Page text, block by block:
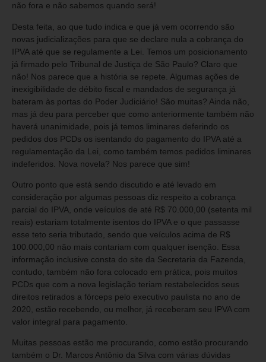
não fora e não sabemos quando será!
Desta feita, ao que tudo indica e que já vem ocorrendo são
novas judicializações para que se declare nula a cobrança do
IPVA até que se regulamente a Lei. Temos um posicionamento
já firmado pelo Tribunal de Justiça de São Paulo? Claro que
não! Nos parece que a história se repete. Algumas ações de
inexigibilidade de débito fiscal e mandados de segurança já
bateram às portas do Poder Judiciário! São muitas? Ainda não,
mas já deu para perceber que como anteriormente também não
haverá unanimidade, pois já temos liminares deferindo os
pedidos dos PCDs os isentando do pagamento do IPVA até a
regulamentação da Lei, como também temos pedidos liminares
indeferidos. Nova novela? Nos parece que sim!
Outro ponto que está sendo discutido e até levado em
consideração por algumas pessoas diz respeito a cobrança
parcial do IPVA, onde veículos de até R$ 70.000,00 (setenta mil
reais) estariam totalmente isentos do IPVA e o que passasse
esse teto seria tributado, sendo que veículos acima de R$
100.000,00 não mais contariam com qualquer isenção. Essa
informação inclusive consta do site da Secretaria da Fazenda,
contudo, também não fora colocado em prática, pois muitos
PCDs que com a nova legislação teriam restabelecidos seus
direitos retirados a fórceps pelo executivo paulista no ano de
2020, estão recebendo, ou melhor, já receberam seu IPVA com
valor integral para pagamento.
Muitas pessoas estão me procurando, como estão procurando
também o Dr. Marcos Antônio da Silva com várias dúvidas